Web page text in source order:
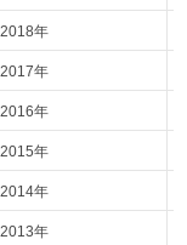
2018年
2017年
2016年
2015年
2014年
2013年